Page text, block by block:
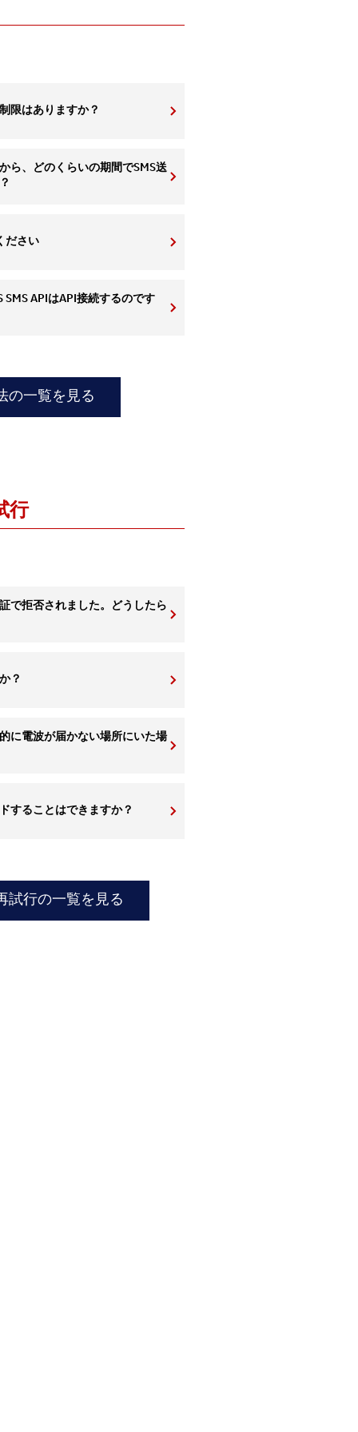
限はありますか？
ら、どのくらいの期間でSMS送
ださい
APIはAPI接続するのです
の一覧を見る
行
で拒否されました。どうしたら
？
に電波が届かない場所にいた場
することはできますか？
試行の一覧を見る